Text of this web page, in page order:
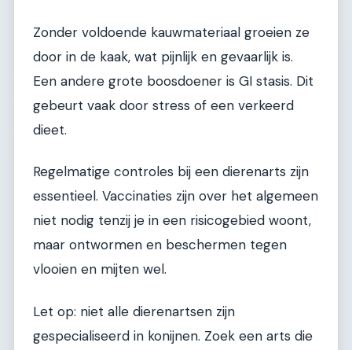
Zonder voldoende kauwmateriaal groeien ze
door in de kaak, wat pijnlijk en gevaarlijk is.
Een andere grote boosdoener is GI stasis. Dit
gebeurt vaak door stress of een verkeerd
dieet.
Regelmatige controles bij een dierenarts zijn
essentieel. Vaccinaties zijn over het algemeen
niet nodig tenzij je in een risicogebied woont,
maar ontwormen en beschermen tegen
vlooien en mijten wel.
Let op: niet alle dierenartsen zijn
gespecialiseerd in konijnen. Zoek een arts die